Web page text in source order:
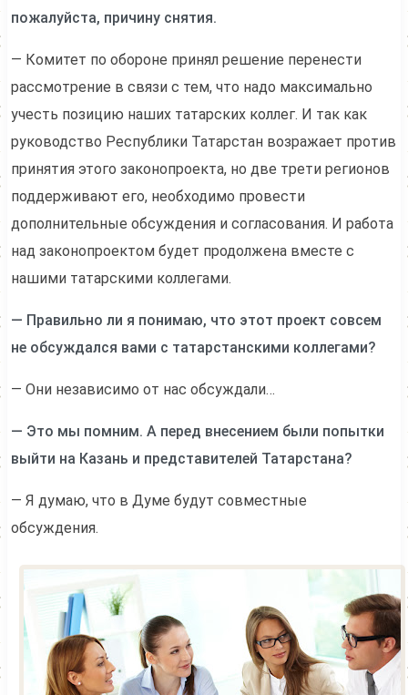
пожалуйста, причину снятия.
— Комитет по обороне принял решение перенести
рассмотрение в связи с тем, что надо максимально
учесть позицию наших татарских коллег. И так как
руководство Республики Татарстан возражает против
принятия этого законопроекта, но две трети регионов
поддерживают его, необходимо провести
дополнительные обсуждения и согласования. И работа
над законопроектом будет продолжена вместе с
нашими татарскими коллегами.
— Правильно ли я понимаю, что этот проект совсем
не обсуждался вами с татарстанскими коллегами?
— Они независимо от нас обсуждали…
— Это мы помним. А перед внесением были попытки
выйти на Казань и представителей Татарстана?
— Я думаю, что в Думе будут совместные
обсуждения.